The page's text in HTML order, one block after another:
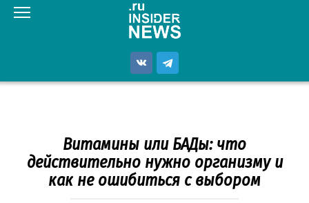
Перейти
Витамины или БАДы: что
действительно нужно организму и
как не ошибиться с выбором